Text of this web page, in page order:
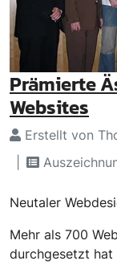
Prämierte
Websites
Erstellt von
Neutaler
Mehr als 700
durchgesetzt hat